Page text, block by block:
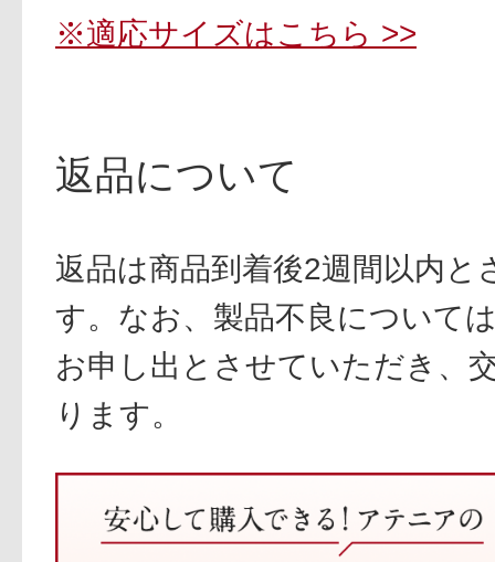
※適応サイズはこちら >>
返品について
返品は商品到着後2週間以内と
す。なお、製品不良について
お申し出とさせていただき、
ります。